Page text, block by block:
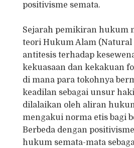
positivisme semata.
Sejarah pemikiran hukum
teori Hukum Alam (Natural
antitesis terhadap
kekuasaan dan kekakuan
di mana para tokohnya
keadilan sebagai unsur
dilalaikan oleh aliran
mengakui norma etis bagi
Berbeda dengan
hukum semata-mata